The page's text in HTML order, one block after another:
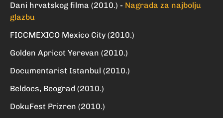
Dani hrvatskog filma (2010.) - Nagrada za najbolju
glazbu
FICCMEXICO Mexico City (2010.)
Golden Apricot Yerevan (2010.)
Documentarist Istanbul (2010.)
Beldocs, Beograd (2010.)
DokuFest Prizren (2010.)